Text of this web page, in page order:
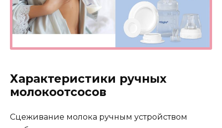
Характеристики ручных
молокоотсосов
Сцеживание молока ручным устройством